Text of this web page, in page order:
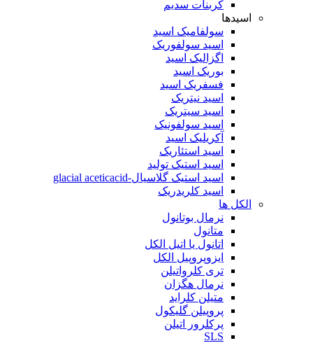
کربنات سدیم
اسیدها
سولفامیک اسید
اسید سولفوریک
اگزالیک اسید
بوریک اسید
فسفریک اسید
اسید نیتریک
اسید سیتریک
اسید سولفونیک
آکریلیک اسید
اسید استئاریک
اسید استیک تولید
اسید استیک گلاسیال-glacial aceticacid
اسید کلریدریک
الکل ها
نرمال بوتانول
متانول
اتانول یا اتیل الکل
ایزوپروپیل الکل
تری کلرواتیلن
نرمال هگزان
متیلن کلراید
پروپیلن گلیکول
پرکلرور اتیلن
SLS